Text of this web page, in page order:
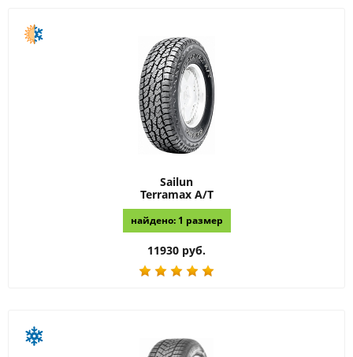
Sailun
Terramax A/T
найдено: 1 размер
11930 руб.